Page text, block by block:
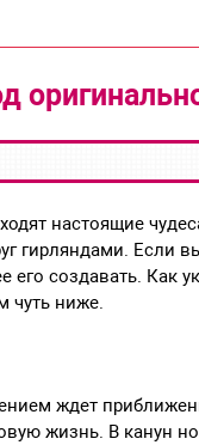
настоящие
гирляндами. Если
создавать. Как
чуть ниже.
ждет
жизнь. В канун